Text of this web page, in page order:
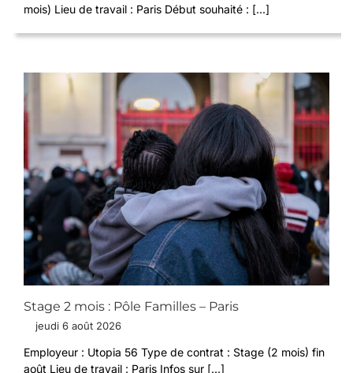
mois) Lieu de travail : Paris Début souhaité : [...]
Stage 2 mois : Pôle Familles – Paris
jeudi 6 août 2026
Employeur : Utopia 56 Type de contrat : Stage (2 mois) fin
août Lieu de travail : Paris Infos sur [...]